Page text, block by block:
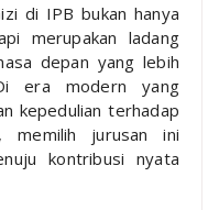
di IPB bukan hanya
merupakan ladang
depan yang lebih
era modern yang
kepedulian terhadap
memilih jurusan ini
kontribusi nyata